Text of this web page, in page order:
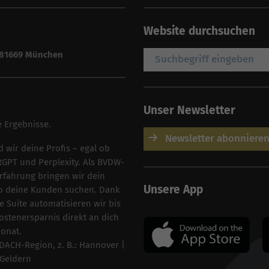
München
Ergebnisse.
wir deine Profis – egal ob
und Perplexity. Als BVDW-
bringen wir dein
Kunden suchen. Dank
Suite automatisieren wir bis
direkt an dich
Region, z. B.: Hannover
Geldern
Website durchsuchen
Unser Newsletter
Newsletter abonnieren
Unsere App